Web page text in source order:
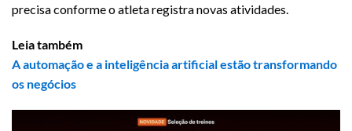
precisa conforme o atleta registra novas atividades.
Leia também
A automação e a inteligência artificial estão transformando
os negócios